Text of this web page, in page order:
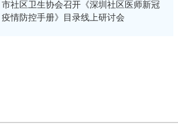
市社区卫生协会召开《深圳社区医师新冠
疫情防控手册》目录线上研讨会